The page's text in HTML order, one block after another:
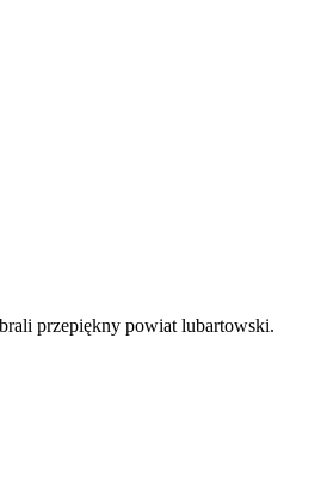
przepiękny powiat lubartowski.